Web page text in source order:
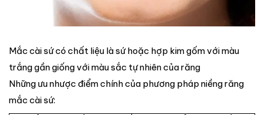
Mắc cài sứ có chất liệu là sứ hoặc hợp kim gốm với màu
trắng gần giống với màu sắc tự nhiên của răng
Những ưu nhược điểm chính của phương pháp niềng răng
mắc cài sứ: